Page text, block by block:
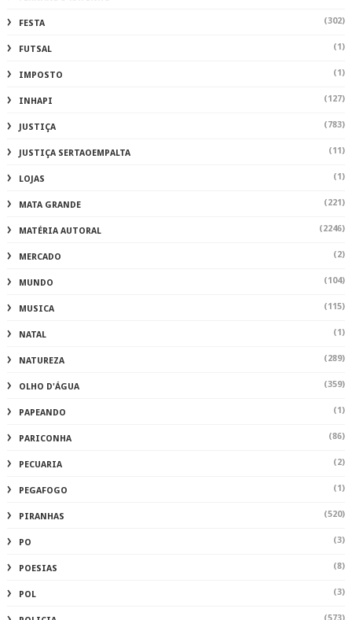
FESTA (302)
FUTSAL (1)
IMPOSTO (1)
INHAPI (127)
JUSTIÇA (783)
JUSTIÇA SERTAOEMPALTA (11)
LOJAS (1)
MATA GRANDE (221)
MATÉRIA AUTORAL (2246)
MERCADO (2)
MUNDO (104)
MUSICA (115)
NATAL (1)
NATUREZA (289)
OLHO D'ÁGUA (359)
PAPEANDO (1)
PARICONHA (86)
PECUARIA (2)
PEGAFOGO (1)
PIRANHAS (520)
PO (3)
POESIAS (8)
POL (3)